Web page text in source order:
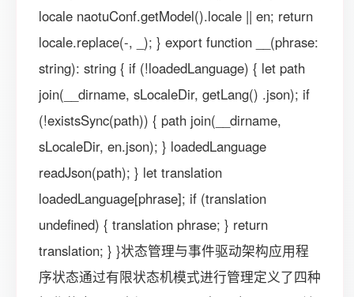
locale naotuConf.getModel().locale || en; return
locale.replace(-, _); } export function __(phrase:
string): string { if (!loadedLanguage) { let path
join(__dirname, sLocaleDir, getLang() .json); if
(!existsSync(path)) { path join(__dirname,
sLocaleDir, en.json); } loadedLanguage
readJson(path); } let translation
loadedLanguage[phrase]; if (translation
undefined) { translation phrase; } return
translation; } }状态管理与事件驱动架构应用程
序状态通过有限状态机模式进行管理定义了四种